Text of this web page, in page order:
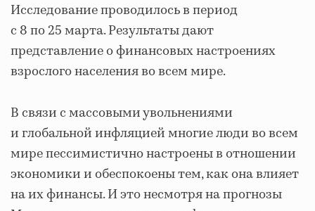
Исследование проводилось в период
с 8 по 25 марта. Результаты дают
представление о финансовых настроениях
взрослого населения во всем мире.
В связи с массовыми увольнениями
и глобальной инфляцией многие люди во всем
мире пессимистично настроены в отношении
экономики и обеспокоены тем, как она влияет
на их финансы. И это несмотря на прогнозы